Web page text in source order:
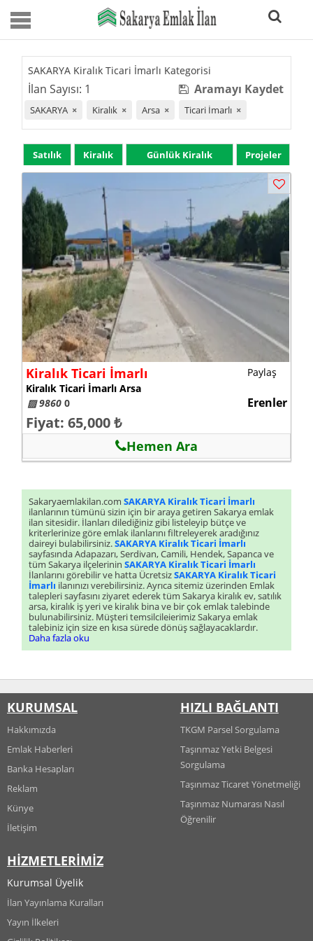
SAKARYA Kiralık Ticari İmarlı Kategorisi
İlan Sayısı: 1 Aramayı Kaydet
SAKARYA × Kiralık × Arsa × Ticari İmarlı ×
Satılık Kiralık Günlük Kiralık Projeler
Kiralık Ticari İmarlı
Kiralık Ticari İmarlı Arsa
▨ 98600 Erenler
Fiyat: 65,000 ₺
Hemen Ara
Paylaş
Sakaryaemlakilan.com SAKARYA Kiralık Ticari İmarlı
ilanlarının tümünü sizin için bir araya getiren Sakarya emlak
ilan sitesidir. İlanları dilediğiniz gibi listeleyip bütçe ve
kriterlerinize göre emlak ilanlarını filtreleyerek aradığınız
daireyi bulabilirsiniz.SAKARYA Kiralık Ticari İmarlı
sayfasında Adapazarı, Serdivan, Camili, Hendek, Sapanca ve
tüm Sakarya ilçelerinin SAKARYA Kiralık Ticari İmarlı
İlanlarını görebilir ve hatta ÜcretsizSAKARYA Kiralık Ticari
İmarlı ilanınızı verebilirsiniz. Ayrıca sitemiz üzerinden Emlak
talepleri sayfasını ziyaret ederek tüm Sakarya kiralık ev, satılık
arsa, kiralık iş yeri ve kiralık bina ve bir çok emlak talebinde
bulunabilirsiniz. Müşteri temsilcileierimiz Sakarya emlak
talebiniz için size en kısa sürede dönüş sağlayacaklardır.
Daha fazla oku
KURUMSAL
Hakkımızda
Emlak Haberleri
Banka Hesapları
Reklam
Künye
İletişim
HİZMETLERİMİZ
Kurumsal Üyelik
İlan Yayınlama Kuralları
Yayın İlkeleri
HIZLI BAĞLANTI
TKGM Parsel Sorgulama
Taşınmaz Yetki Belgesi
Sorgulama
Taşınmaz Ticaret Yönetmeliği
Taşınmaz Numarası Nasıl
Öğrenilir